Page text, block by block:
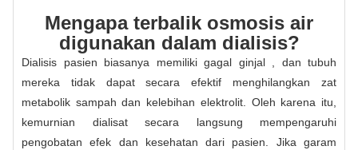
Mengapa terbalik osmosis air
digunakan dalam dialisis?
Dialisis pasien biasanya memiliki gagal ginjal , dan tubuh
mereka tidak dapat secara efektif menghilangkan zat
metabolik sampah dan kelebihan elektrolit. Oleh karena itu,
kemurnian dialisat secara langsung mempengaruhi
pengobatan efek dan kesehatan dari pasien. Jika garam